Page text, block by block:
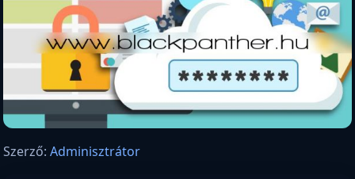
Szerző: Adminisztrátor